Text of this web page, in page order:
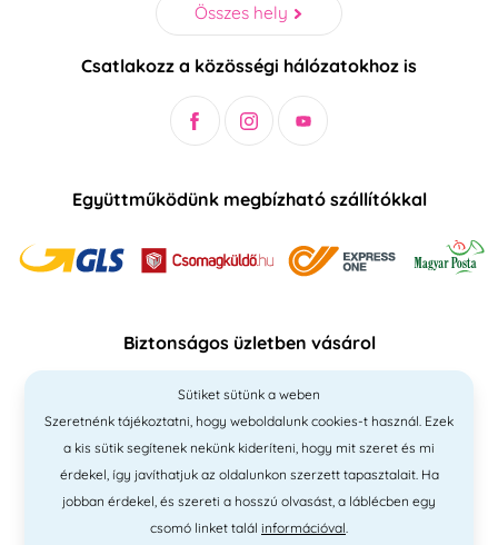
Összes hely
Csatlakozz a közösségi hálózatokhoz is
Együttműködünk megbízható szállítókkal
Biztonságos üzletben vásárol
Sütiket sütünk a weben
Szeretnénk tájékoztatni, hogy weboldalunk cookies-t használ. Ezek
a kis sütik segítenek nekünk kideríteni, hogy mit szeret és mi
érdekel, így javíthatjuk az oldalunkon szerzett tapasztalait. Ha
jobban érdekel, és szereti a hosszú olvasást, a láblécben egy
csomó linket talál információval.